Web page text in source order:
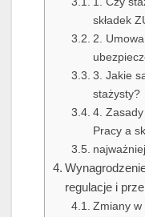
składek
2.
3. Jakie
stażysty?
4.
Pracy a
regulacje i
Zmiany w